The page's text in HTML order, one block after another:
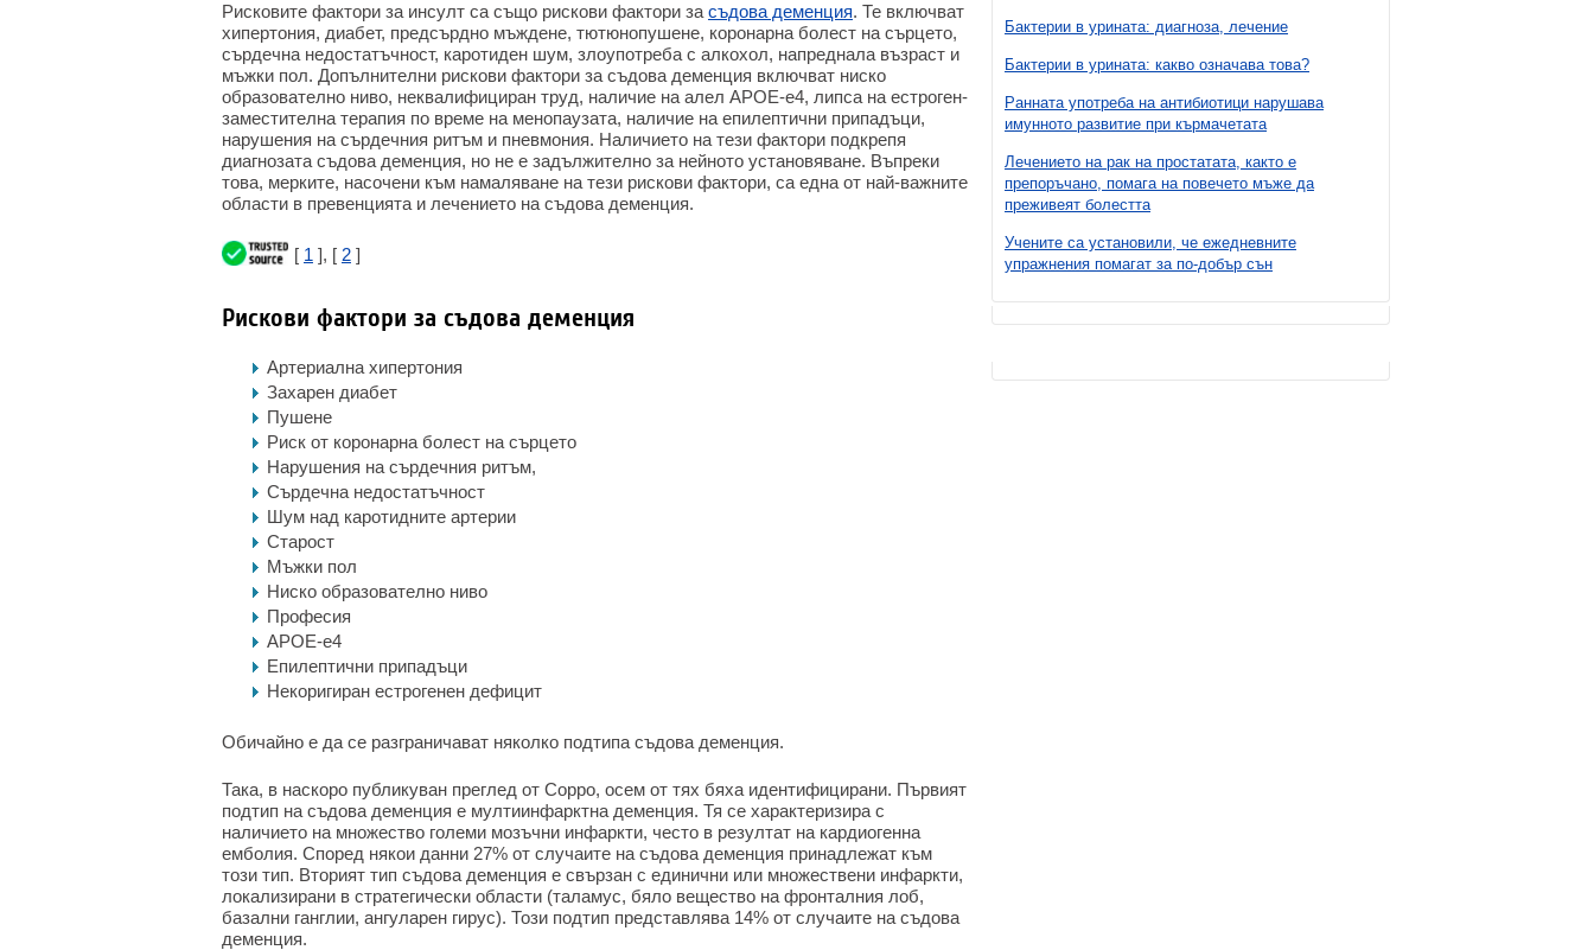
Бактерии в урината: диагноза, лечение
Бактерии в урината: какво означава това?
Ранната употреба на антибиотици нарушава
имунното развитие при кърмачетата
Лечението на рак на простатата, както е
препоръчано, помага на повечето мъже да
преживеят болестта
Учените са установили, че ежедневните
упражнения помагат за по-добър сън
Рисковите фактори за инсулт са също рискови фактори за съдова деменция. Те включват
хипертония, диабет, предсърдно мъждене, тютюнопушене, коронарна болест на сърцето,
сърдечна недостатъчност, каротиден шум, злоупотреба с алкохол, напреднала възраст и
мъжки пол. Допълнителни рискови фактори за съдова деменция включват ниско
образователно ниво, неквалифициран труд, наличие на алел APOE-e4, липса на естроген-
заместителна терапия по време на менопаузата, наличие на епилептични припадъци,
нарушения на сърдечния ритъм и пневмония. Наличието на тези фактори подкрепя
диагнозата съдова деменция, но не е задължително за нейното установяване. Въпреки
това, мерките, насочени към намаляване на тези рискови фактори, са една от най-важните
области в превенцията и лечението на съдова деменция.
[ 1 ], [ 2 ]
Рискови фактори за съдова деменция
Артериална хипертония
Захарен диабет
Пушене
Риск от коронарна болест на сърцето
Нарушения на сърдечния ритъм,
Сърдечна недостатъчност
Шум над каротидните артерии
Старост
Мъжки пол
Ниско образователно ниво
Професия
APOE-e4
Епилептични припадъци
Некоригиран естрогенен дефицит
Обичайно е да се разграничават няколко подтипа съдова деменция.
Така, в наскоро публикуван преглед от Coppo, осем от тях бяха идентифицирани. Първият
подтип на съдова деменция е мултиинфарктна деменция. Тя се характеризира с
наличието на множество големи мозъчни инфаркти, често в резултат на кардиогенна
емболия. Според някои данни 27% от случаите на съдова деменция принадлежат към
този тип. Вторият тип съдова деменция е свързан с единични или множествени инфаркти,
локализирани в стратегически области (таламус, бяло вещество на фронталния лоб,
базални ганглии, ангуларен гирус). Този подтип представлява 14% от случаите на съдова
деменция.